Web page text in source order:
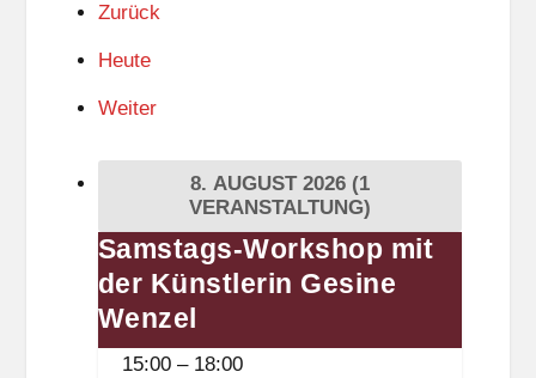
Zurück
Heute
Weiter
8. AUGUST 2026 (1
VERANSTALTUNG)
Samstags-
Workshop
mit
der
Samstags-Workshop mit
der Künstlerin Gesine
Wenzel
15:00 – 18:00